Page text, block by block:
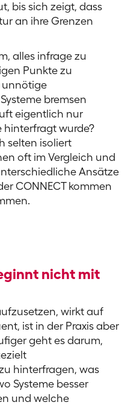
bis sich zeigt, dass
an ihre Grenzen
alles infrage zu
Punkte zu
unnötige
bremsen
eigentlich nur
hinterfragt wurde?
selten isoliert
oft im Vergleich und
Ansätze
CONNECT kommen
nicht mit
wirkt auf
ist in der Praxis aber
geht es darum,
hinterfragen, was
Systeme besser
und welche